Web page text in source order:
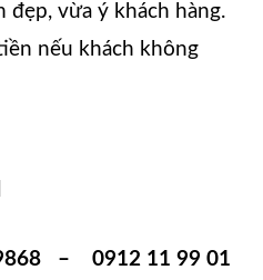
đẹp, vừa ý khách hàng.
nếu khách không
– 0912 11 99 01